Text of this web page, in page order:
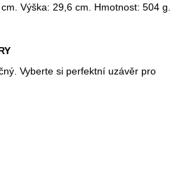
Výška: 29,6 cm. Hmotnost: 504 g.
Vyberte si perfektní uzávěr pro